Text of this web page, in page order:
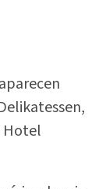
Hotel